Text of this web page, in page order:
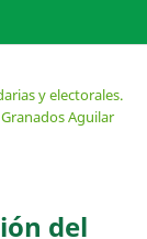
y electorales.
Aguilar
del